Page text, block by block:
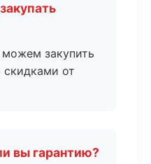
закупить
скидками от
вы гарантию?